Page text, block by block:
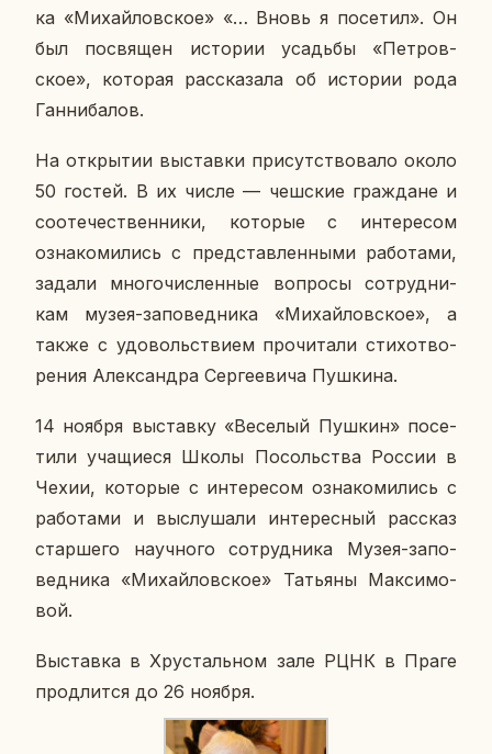
ка «Ми­хай­лов­ское» «… Вновь я по­се­тил». Он
был по­свя­щен ис­то­рии усадь­бы «Пет­ров­
ское», ко­то­рая рас­ска­за­ла об ис­то­рии рода
Ган­ни­ба­лов.
На от­кры­тии вы­став­ки при­сут­ство­ва­ло около
50 гостей. В их числе — чеш­ские граж­дане и
со­оте­че­ствен­ни­ки, ко­то­рые с ин­те­ре­сом
озна­ко­ми­лись с пред­став­лен­ны­ми ра­бо­та­ми,
задали мно­го­чис­лен­ные во­про­сы со­труд­ни­
кам музея-за­по­вед­ни­ка «Ми­хай­лов­ское», а
также с удо­воль­стви­ем про­чи­та­ли сти­хо­тво­
ре­ния Алек­сандра Сер­ге­е­ви­ча Пуш­ки­на.
14 ноября вы­став­ку «Ве­се­лый Пушкин» по­се­
ти­ли уча­щи­е­ся Школы По­соль­ства России в
Чехии, ко­то­рые с ин­те­ре­сом озна­ко­ми­лись с
ра­бо­та­ми и вы­слу­ша­ли ин­те­рес­ный рас­сказ
стар­ше­го на­уч­но­го со­труд­ни­ка Музея-за­по­
вед­ни­ка «Ми­хай­лов­ское» Та­тья­ны Мак­си­мо­
вой.
Вы­став­ка в Хру­сталь­ном зале РЦНК в Праге
про­длит­ся до 26 ноября.